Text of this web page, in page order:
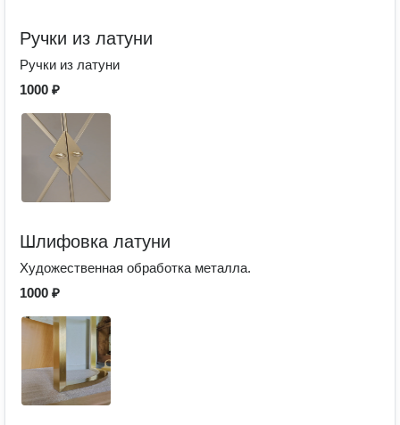
Ручки из латуни
Ручки из латуни
1000 ₽
Шлифовка латуни
Художественная обработка металла.
1000 ₽